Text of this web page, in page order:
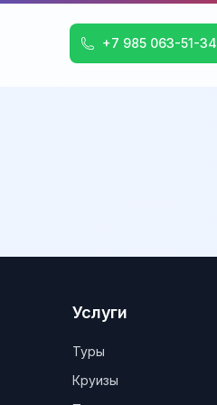
+7 985 063-51-34
Услуги
Туры
Круизы